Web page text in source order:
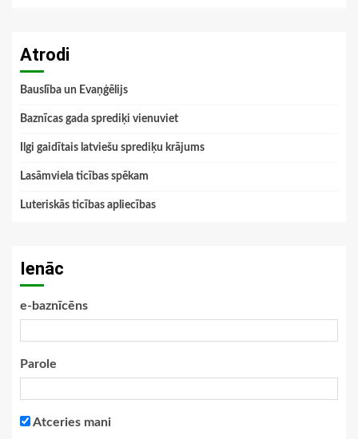
Atrodi
Bauslība un Evaņģēlijs
Baznīcas gada sprediķi vienuviet
Ilgi gaidītais latviešu sprediķu krājums
Lasāmviela ticības spēkam
Luteriskās ticības apliecības
Ienāc
e-baznīcēns
Parole
Atceries mani